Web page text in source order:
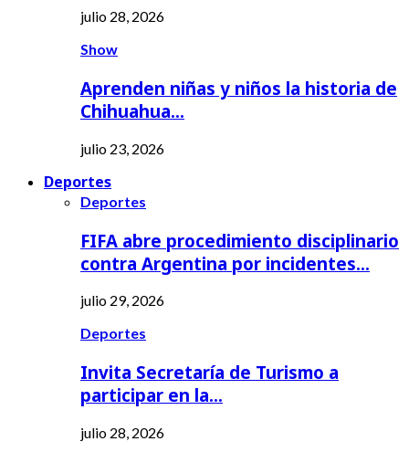
julio 28, 2026
Show
Aprenden niñas y niños la historia de
Chihuahua…
julio 23, 2026
Deportes
Deportes
FIFA abre procedimiento disciplinario
contra Argentina por incidentes…
julio 29, 2026
Deportes
Invita Secretaría de Turismo a
participar en la…
julio 28, 2026